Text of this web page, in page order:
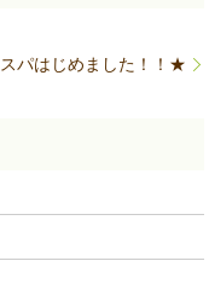
パはじめました！！★